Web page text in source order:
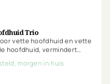
Trio
vette hoofdhuid en vette
hoofdhuid, vermindert
morgen in huis